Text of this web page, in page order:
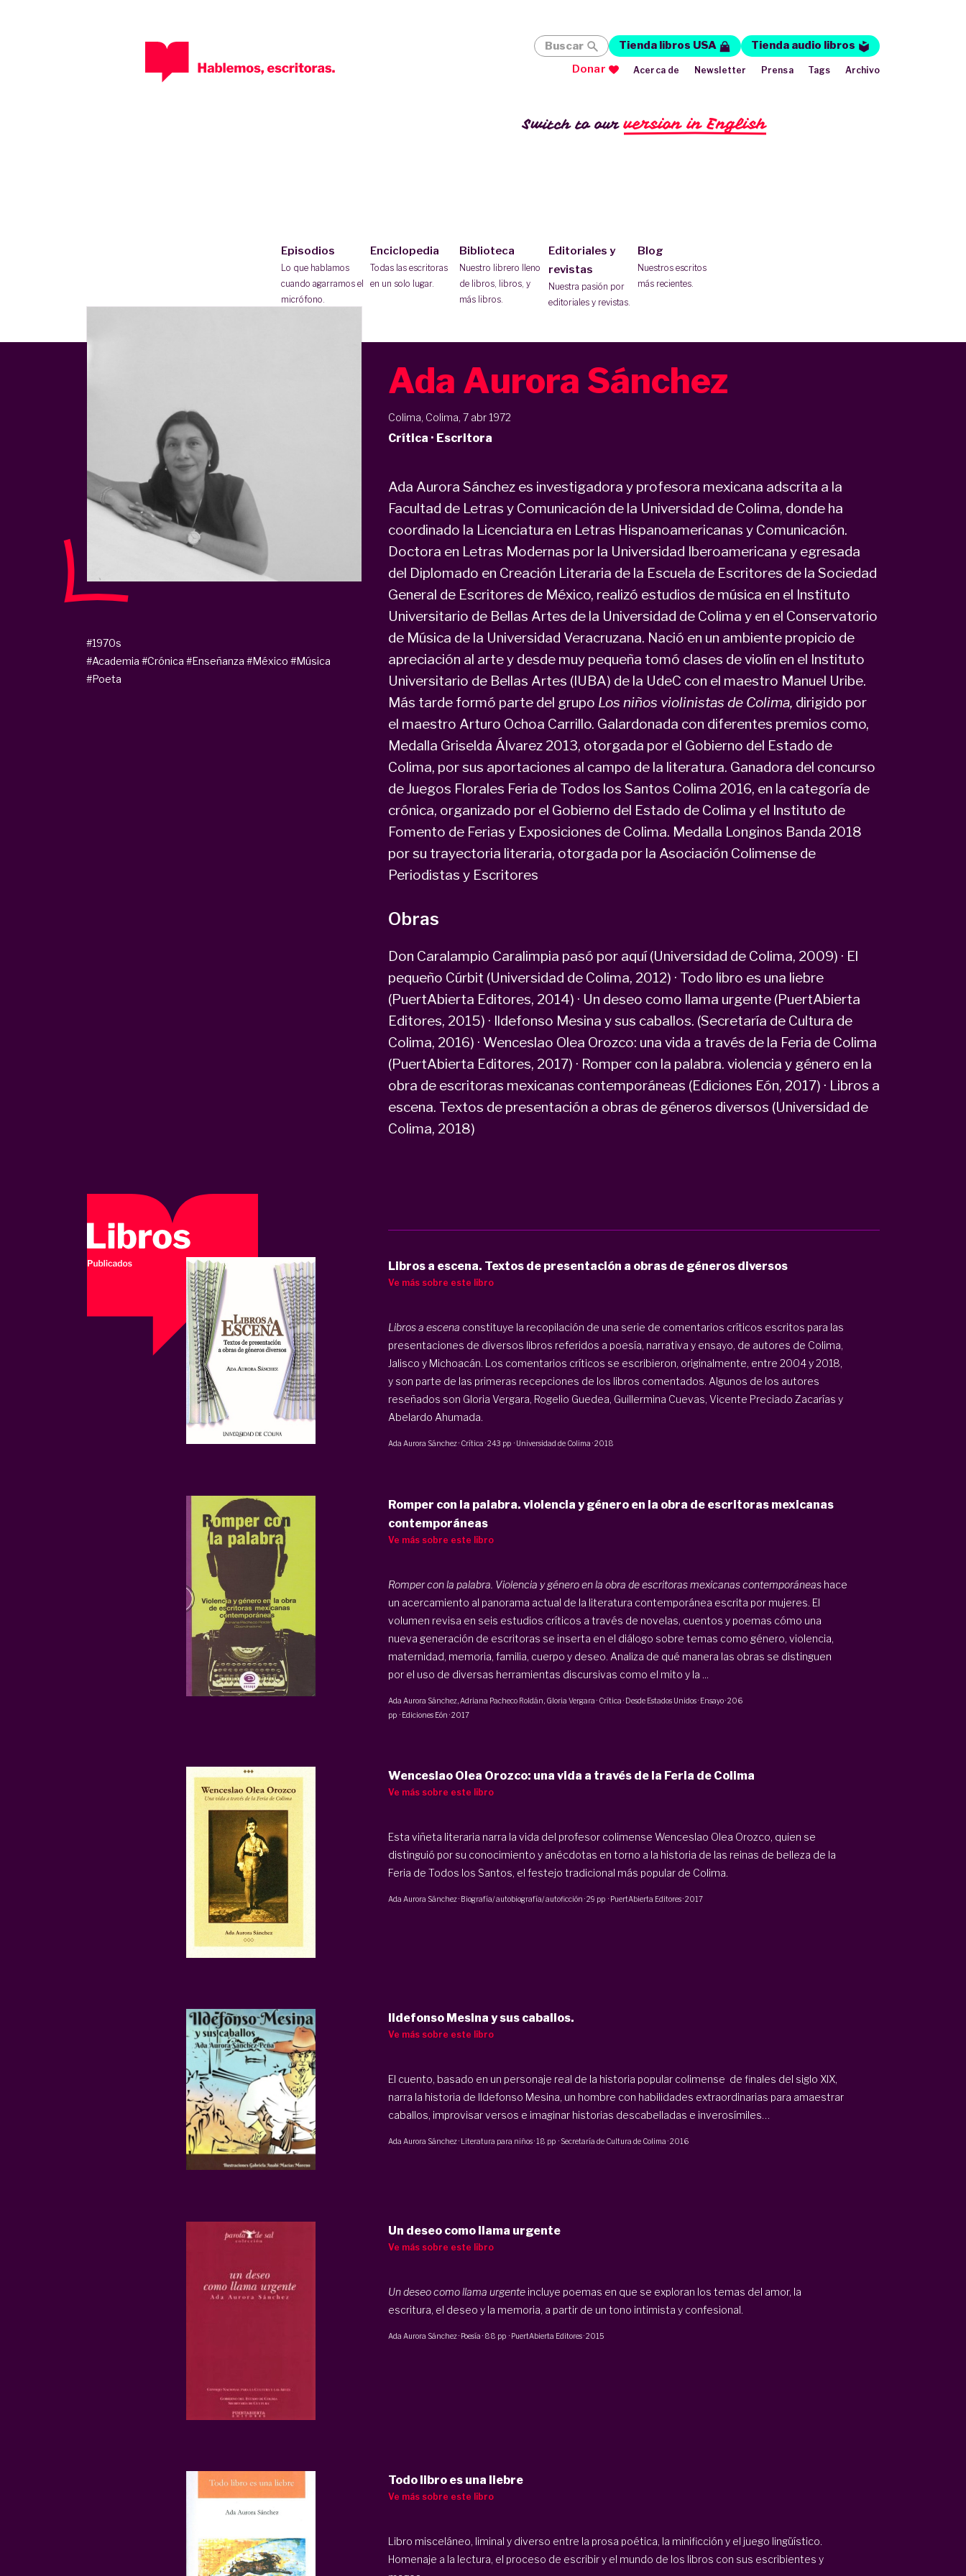
Switch to ourversion in English
Episodios
Lo que hablamos
cuando agarramos el
micrófono.
Enciclopedia
Todas las escritoras
en un solo lugar.
Biblioteca
Nuestro librero lleno
de libros, libros, y
más libros.
Editoriales y
revistas
Nuestra pasión por
editoriales y revistas.
Blog
Nuestros escritos
más recientes.
Buscar Tienda libros USA
Tienda audio libros
Donar
Acerca de Newsletter Prensa Tags Archivo
Ada Aurora Sánchez
Colima, Colima, 7 abr 1972
Crítica · Escritora
Ada Aurora Sánchez es investigadora y profesora mexicana adscrita a la
Facultad de Letras y Comunicación de la Universidad de Colima, donde ha
coordinado la Licenciatura en Letras Hispanoamericanas y Comunicación.
Doctora en Letras Modernas por la Universidad Iberoamericana y egresada
del Diplomado en Creación Literaria de la Escuela de Escritores de la Sociedad
General de Escritores de México, realizó estudios de música en el Instituto
Universitario de Bellas Artes de la Universidad de Colima y en el Conservatorio
de Música de la Universidad Veracruzana. Nació en un ambiente propicio de
apreciación al arte y desde muy pequeña tomó clases de violín en el Instituto
Universitario de Bellas Artes (IUBA) de la UdeC con el maestro Manuel Uribe.
Más tarde formó parte del grupo Los niños violinistas de Colima, dirigido por
el maestro Arturo Ochoa Carrillo. Galardonada con diferentes premios como,
Medalla Griselda Álvarez 2013, otorgada por el Gobierno del Estado de
Colima, por sus aportaciones al campo de la literatura. Ganadora del concurso
de Juegos Florales Feria de Todos los Santos Colima 2016, en la categoría de
crónica, organizado por el Gobierno del Estado de Colima y el Instituto de
Fomento de Ferias y Exposiciones de Colima. Medalla Longinos Banda 2018
por su trayectoria literaria, otorgada por la Asociación Colimense de
Periodistas y Escritores
Obras
Don Caralampio Caralimpia pasó por aquí (Universidad de Colima, 2009) · El
pequeño Cúrbit (Universidad de Colima, 2012) · Todo libro es una liebre
(PuertAbierta Editores, 2014) · Un deseo como llama urgente (PuertAbierta
Editores, 2015) · Ildefonso Mesina y sus caballos. (Secretaría de Cultura de
Colima, 2016) · Wenceslao Olea Orozco: una vida a través de la Feria de Colima
(PuertAbierta Editores, 2017) · Romper con la palabra. violencia y género en la
obra de escritoras mexicanas contemporáneas (Ediciones Eón, 2017) · Libros a
escena. Textos de presentación a obras de géneros diversos (Universidad de
Colima, 2018)
#1970s
#Academia #Crónica #Enseñanza #México #Música
#Poeta
Libros a escena. Textos de presentación a obras de géneros diversos
Ve más sobre este libro
Libros a escena constituye la recopilación de una serie de comentarios críticos escritos para las
presentaciones de diversos libros referidos a poesía, narrativa y ensayo, de autores de Colima,
Jalisco y Michoacán. Los comentarios críticos se escribieron, originalmente, entre 2004 y 2018,
y son parte de las primeras recepciones de los libros comentados. Algunos de los autores
reseñados son Gloria Vergara, Rogelio Guedea, Guillermina Cuevas, Vicente Preciado Zacarías y
Abelardo Ahumada.
Ada Aurora Sánchez · Crítica ·243 pp· Universidad de Colima ·2018
Romper con la palabra. violencia y género en la obra de escritoras mexicanas
contemporáneas
Ve más sobre este libro
Romper con la palabra. Violencia y género en la obra de escritoras mexicanas contemporáneashace
un acercamiento al panorama actual de la literatura contemporánea escrita por mujeres. El
volumen revisa en seis estudios críticos a través de novelas, cuentos y poemas cómo una
nueva generación de escritoras se inserta en el diálogo sobre temas como género, violencia,
maternidad, memoria, familia, cuerpo y deseo. Analiza de qué manera las obras se distinguen
por el uso de diversas herramientas discursivas como el mito y la ...
Ada Aurora Sánchez, Adriana Pacheco Roldán Gloria Vergara · Crítica · Desde Estados Unidos · Ensayo·206
pp· Ediciones Eón ·2017
Wenceslao Olea Orozco: una vida a través de la Feria de Colima
Ve más sobre este libro
Esta viñeta literaria narra la vida del profesor colimense Wenceslao Olea Orozco, quien se
distinguió por su conocimiento y anécdotas en torno a la historia de las reinas de belleza de la
Feria de Todos los Santos, el festejo tradicional más popular de Colima.
Ada Aurora Sánchez · Biografía/ autobiografía/ autoficción ·29 pp· PuertAbierta Editores·2017
Ildefonso Mesina y sus caballos.
Ve más sobre este libro
El cuento, basado en un personaje real de la historia popular colimense de finales del siglo XIX,
narra la historia de Ildefonso Mesina, un hombre con habilidades extraordinarias para amaestrar
caballos, improvisar versos e imaginar historias descabelladas e inverosímiles…
Ada Aurora Sánchez · Literatura para niños·18 pp·Secretaría de Cultura de Colima ·2016
Un deseo como llama urgente
Ve más sobre este libro
Un deseo como llama urgenteincluye poemas en que se exploran los temas del amor, la
escritura, el deseo y la memoria, a partir de un tono intimista y confesional.
Ada Aurora Sánchez · Poesía · 88 pp· PuertAbierta Editores·2015
Todo libro es una liebre
Ve más sobre este libro
Libro misceláneo, liminal y diverso entre la prosa poética, la minificción y el juego lingüístico.
Homenaje a la lectura, el proceso de escribir y el mundo de los libros con sus escribientes y